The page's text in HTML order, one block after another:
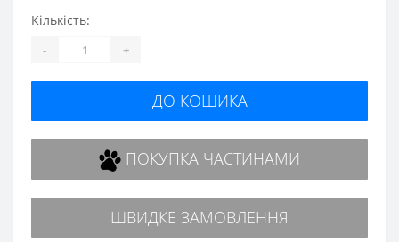
Кількість:
- +
ДО КОШИКА
ПОКУПКА ЧАСТИНАМИ
ШВИДКЕ ЗАМОВЛЕННЯ